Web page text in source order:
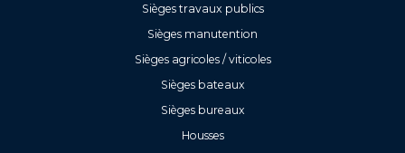
Sièges travaux publics
Sièges manutention
Sièges agricoles / viticoles
Sièges bateaux
Sièges bureaux
Housses